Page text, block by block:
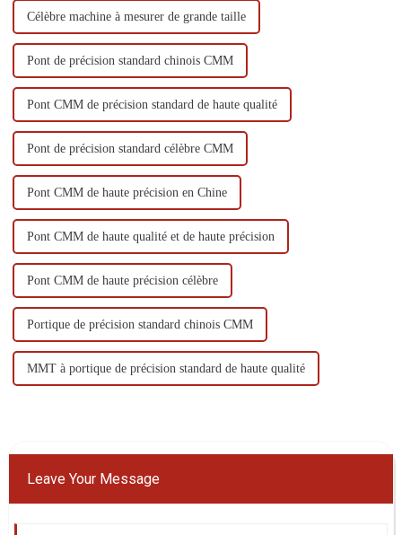
Célèbre machine à mesurer de grande taille
Pont de précision standard chinois CMM
Pont CMM de précision standard de haute qualité
Pont de précision standard célèbre CMM
Pont CMM de haute précision en Chine
Pont CMM de haute qualité et de haute précision
Pont CMM de haute précision célèbre
Portique de précision standard chinois CMM
MMT à portique de précision standard de haute qualité
Leave Your Message